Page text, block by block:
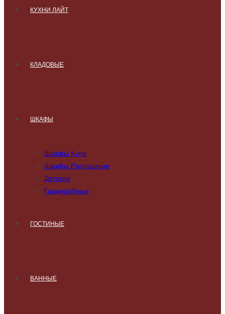
КУХНИ ЛАЙТ
КЛАДОВЫЕ
ШКАФЫ
Шкафы Купе
Шкафы Распашные
Детские
Гардеробные
ГОСТИНЫЕ
ВАННЫЕ